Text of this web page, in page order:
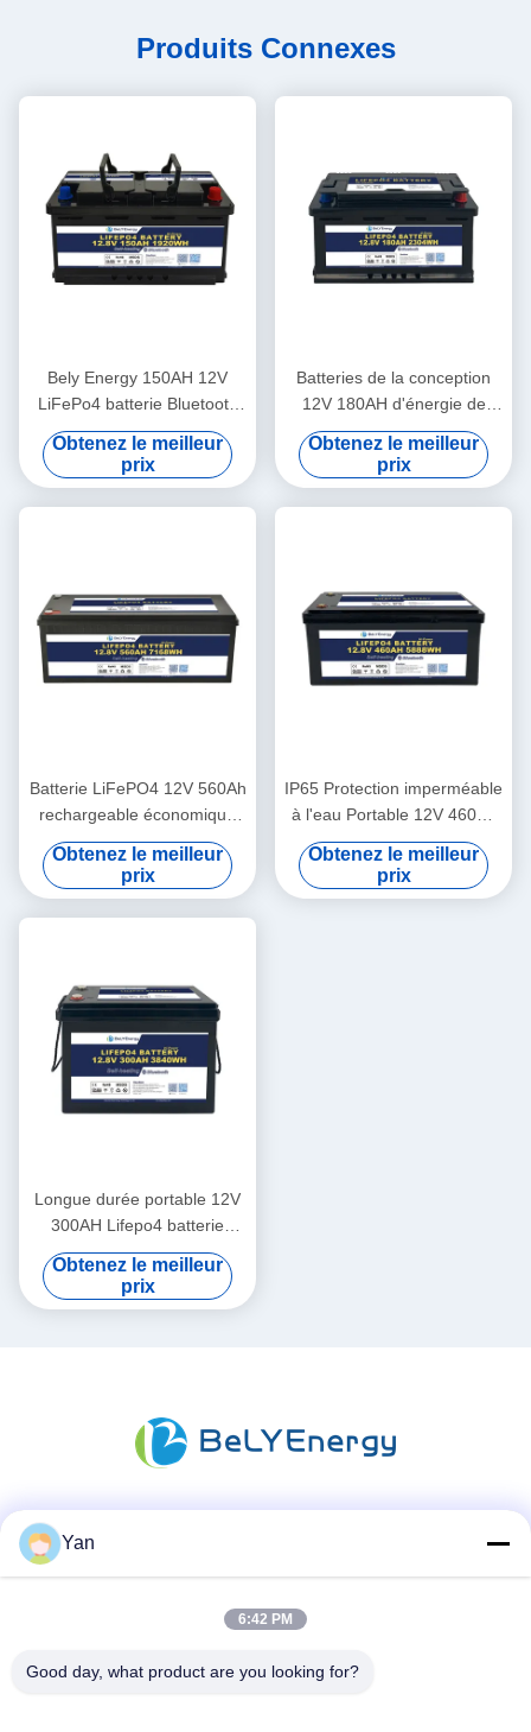
Produits Connexes
Bely Energy 150AH 12V
LiFePo4 batterie Bluetooth
et auto-chauffage Pour
Yachit médical
Obtenez le meilleur
prix
Batteries de la conception
12V 180AH d'énergie de
Bely les plus défuntes pour
Bluetooth pour la station de
base de stockage de
l'énergie d'UPS rv
Obtenez le meilleur
prix
Batterie LiFePO4 12V 560Ah
rechargeable économique
5000 cycles
Obtenez le meilleur
prix
IP65 Protection imperméable
à l'eau Portable 12V 460Ah
LiFePo4 batterie longue
durée de vie pour camping-
car
Obtenez le meilleur
prix
Longue durée portable 12V
300AH Lifepo4 batterie
nouvelle catégorie A cellules
longue durée de vie
Obtenez le meilleur
prix
Yan
6:42 PM
Good day, what product are you looking for?